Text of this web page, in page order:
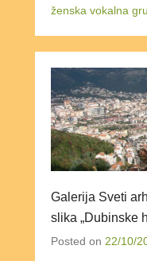
ženska vokalna
Galerija Sveti
slika „Dubinske
Posted on 22/10/